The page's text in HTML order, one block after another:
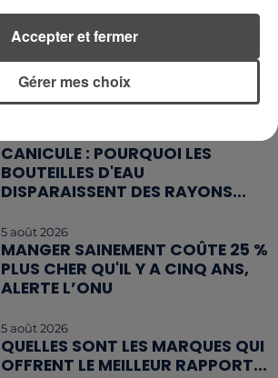
6 août 2026
MÉGOTS ET FEUX DE FORÊT : LES
INDUSTRIELS DU TABAC BIENTÔT
TAXÉS...
CANICULE : POURQUOI LES
BOUTEILLES D'EAU
DISPARAISSENT DES RAYONS...
5 août 2026
MANGER SAINEMENT COÛTE 25 %
PLUS CHER QU'IL Y A CINQ ANS,
ALERTE L’ONU
5 août 2026
QUELLES SONT LES MARQUES QUI
OFFRENT LE MEILLEUR RAPPORT...
Gérer mes choix
Accepter et fermer